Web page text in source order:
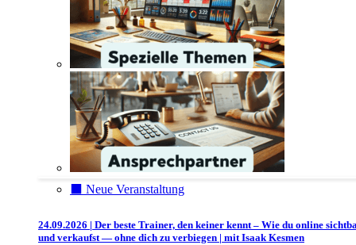
⬛️ Neue Veranstaltung
24.09.2026 | Der beste Trainer, den keiner kennt – Wie du online
und verkaufst — ohne dich zu verbiegen | mit Isaak Kesmen